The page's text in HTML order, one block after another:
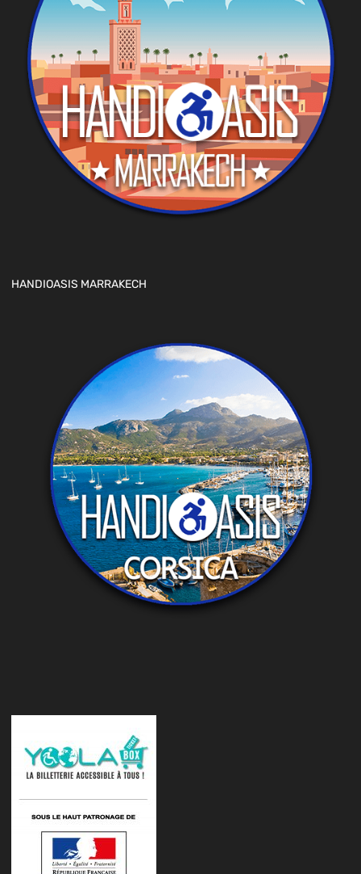
HANDIOASIS MARRAKECH